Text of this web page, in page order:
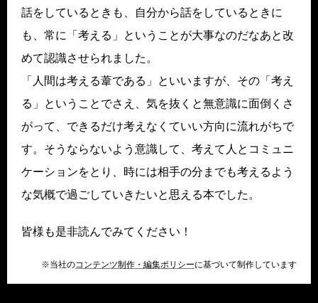
話をしているときも、自分から話をしているときに
も、常に「考える」ということが大事なのだなあと改
めて認識させられました。
「人間は考える葦である」といいますが、その「考え
る」ということでさえ、気を抜くと無意識に面倒くさ
がって、できるだけ考えなくていい方向に流れがちで
す。そうならないよう意識して、考えて人とコミュニ
ケーションをとり、時には相手の分までも考えるよう
な気概で過ごしていきたいと思える本でした。
皆様も是非読んでみてください！
※当社のコンテンツ制作・編集ポリシーに基づいて制作しています